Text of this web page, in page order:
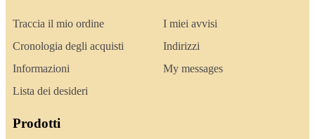
Traccia il mio ordine
Cronologia degli acquisti
Informazioni
Lista dei desideri
I miei avvisi
Indirizzi
My messages
Prodotti